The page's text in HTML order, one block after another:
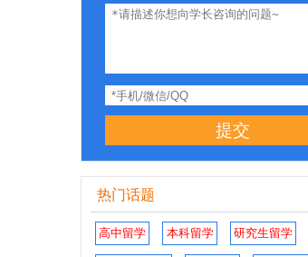
提交
热门话题
高中留学 本科留学 研究生留学